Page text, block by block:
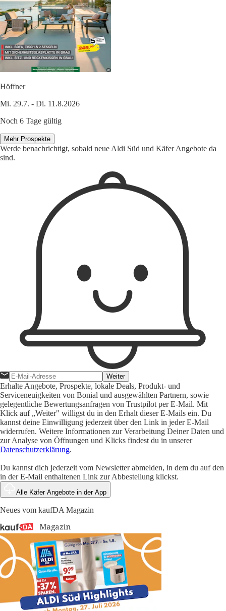
Höffner
Mi. 29.7. - Di. 11.8.2026
Noch 6 Tage gültig
Mehr Prospekte
Werde benachrichtigt, sobald neue Aldi Süd und Käfer Angebote da
sind.
Weiter
Erhalte Angebote, Prospekte, lokale Deals, Produkt- und
Serviceneuigkeiten von Bonial und ausgewählten Partnern, sowie
gelegentliche Bewertungsanfragen von Trustpilot per E-Mail. Mit
Klick auf „Weiter" willigst du in den Erhalt dieser E-Mails ein. Du
kannst deine Einwilligung jederzeit über den Link in jeder E-Mail
widerrufen. Weitere Informationen zur Verarbeitung Deiner Daten und
zur Analyse von Öffnungen und Klicks findest du in unserer
Datenschutzerklärung.
Du kannst dich jederzeit vom Newsletter abmelden, in dem du auf den
in der E-Mail enthaltenen Link zur Abbestellung klickst.
Alle Käfer Angebote in der App
Neues vom kaufDA Magazin